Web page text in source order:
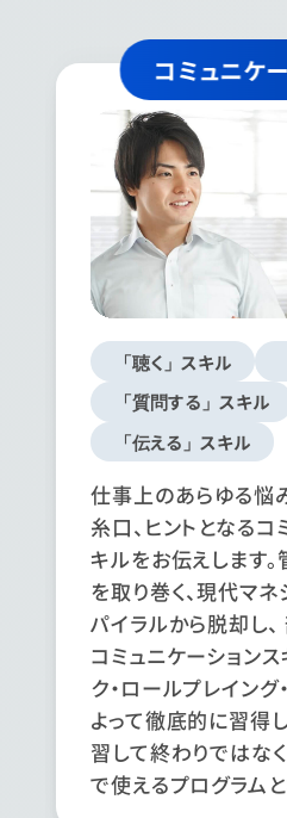
コミュニケ
「聴く」スキル
「質問する」スキル
「伝える」スキル
仕事上のあらゆる悩
糸口、ヒントとなるコ
キルをお伝えします
を取り巻く、現代マ
パイラルから脱却し
コミュニケーション
ク・ロールプレイング
よって徹底的に習得
習して終わりではな
で使えるプログラムと